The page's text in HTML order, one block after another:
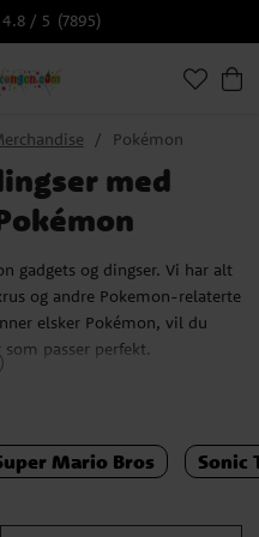
4.8 / 5 (7895)
Pokémon
med
gadgets og dingser. Vi har alt
og andre Pokemon-relaterte
elsker Pokémon, vil du
passer perfekt.
det er nesten ingen som ikke
Mario Bros Sonic